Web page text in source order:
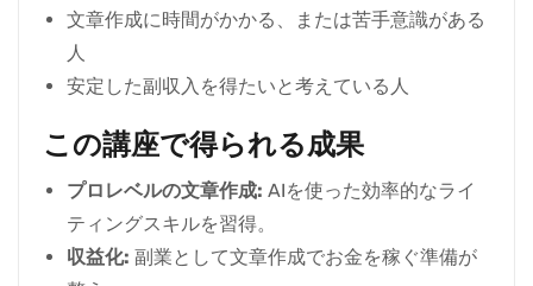
文章作成に時間がかかる、または苦手意識がある
人
安定した副収入を得たいと考えている人
この講座で得られる成果
プロレベルの文章作成: AIを使った効率的なライ
ティングスキルを習得。
収益化: 副業として文章作成でお金を稼ぐ準備が